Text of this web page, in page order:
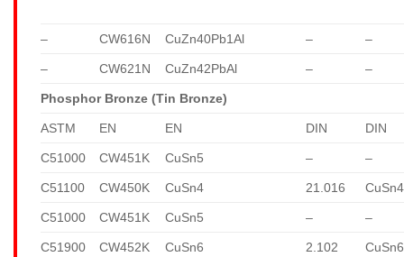
– CW616N CuZn40Pb1Al – –
– CW621N CuZn42PbAl – –
Phosphor Bronze (Tin Bronze)
ASTM EN EN DIN DIN
C51000 CW451K CuSn5 – –
C51100 CW450K CuSn4 21.016 CuSn4
C51000 CW451K CuSn5 – –
C51900 CW452K CuSn6 2.102 CuSn6